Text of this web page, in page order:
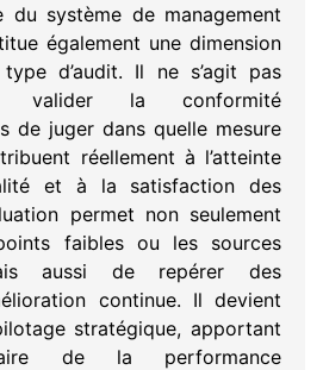
du système de management
également une dimension
d’audit. Il ne s’agit pas
valider la conformité
de juger dans quelle mesure
réellement à l’atteinte
et à la satisfaction des
permet non seulement
faibles ou les sources
aussi de repérer des
continue. Il devient
stratégique, apportant
de la performance